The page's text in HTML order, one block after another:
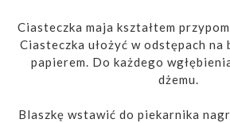
Ciasteczka maja kształtem
Ciasteczka ułożyć w odstępach na
papierem. Do każdego
dżemu.
Blaszkę wstawić do piekarnika